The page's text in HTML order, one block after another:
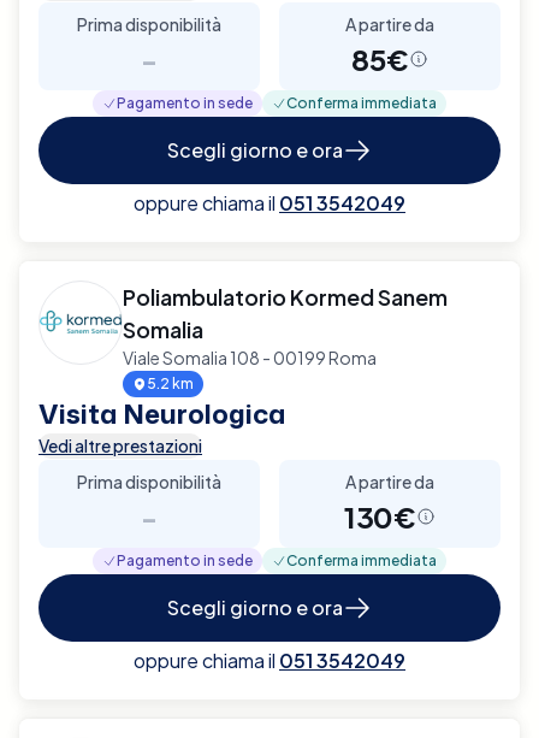
Prima disponibilità
-
A partire da
85€
Pagamento in sede Conferma immediata
Scegli giorno e ora
oppure chiama il 051 3542049
Poliambulatorio Kormed Sanem
Somalia
Viale Somalia 108 - 00199 Roma
5.2 km
Visita Neurologica
Vedi altre prestazioni
Prima disponibilità
-
A partire da
130€
Pagamento in sede Conferma immediata
Scegli giorno e ora
oppure chiama il 051 3542049